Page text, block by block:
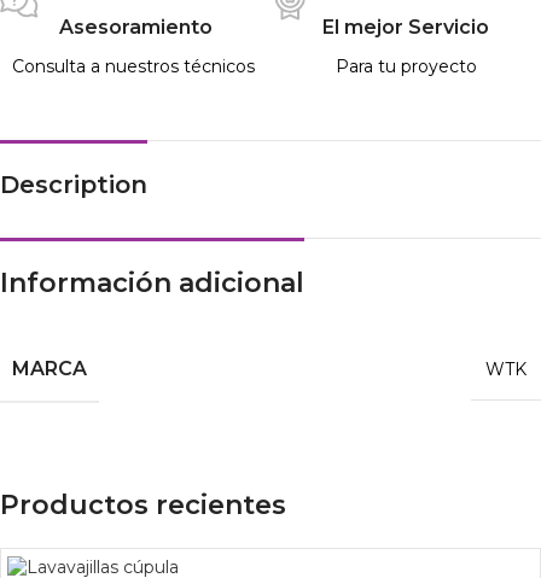
Asesoramiento
Consulta a nuestros técnicos
El mejor Servicio
Para tu proyecto
Description
Información adicional
MARCA WTK
Productos recientes